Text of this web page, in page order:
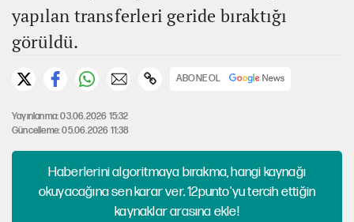
yapılan transferleri geride bıraktığı
görüldü.
ABONE OL
Yayınlanma: 03.06.2026 15:32
Güncelleme: 05.06.2026 11:38
Haberlerini algoritmaya bırakma, hangi kaynağı
okuyacağına sen karar ver. 12punto'yu tercih ettiğin
kaynaklar arasına ekle!